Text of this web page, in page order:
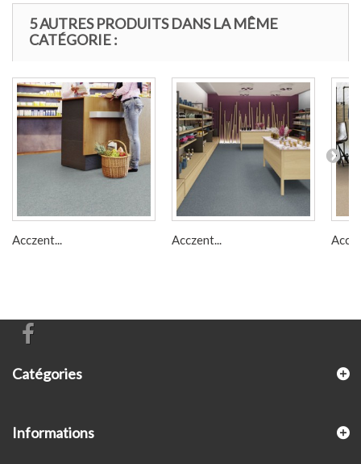
5 AUTRES PRODUITS DANS LA MÊME
CATÉGORIE :
Acczent... Acczent...
Catégories
Informations